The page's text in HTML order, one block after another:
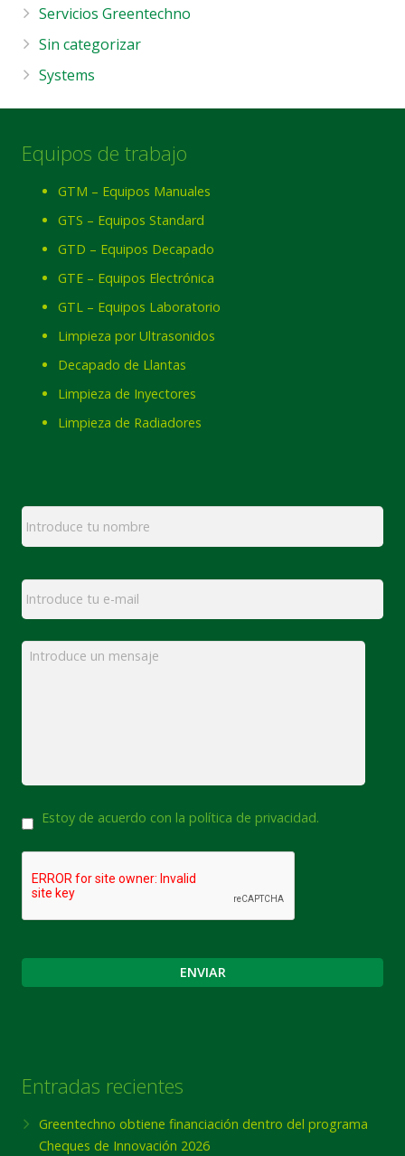
Servicios Greentechno
Sin categorizar
Systems
Equipos de trabajo
GTM – Equipos Manuales
GTS – Equipos Standard
GTD – Equipos Decapado
GTE – Equipos Electrónica
GTL – Equipos Laboratorio
Limpieza por Ultrasonidos
Decapado de Llantas
Limpieza de Inyectores
Limpieza de Radiadores
Nombre *
Email *
Mensaje
Consentimiento
Estoy de acuerdo con la política de privacidad.
Entradas recientes
Greentechno obtiene financiación dentro del programa
Cheques de Innovación 2026